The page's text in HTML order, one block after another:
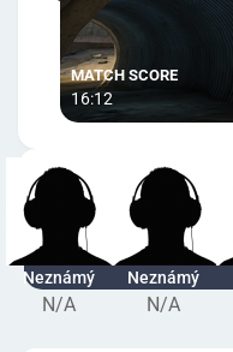
16:12
Neznámý
N/A
Neznámý
N/A